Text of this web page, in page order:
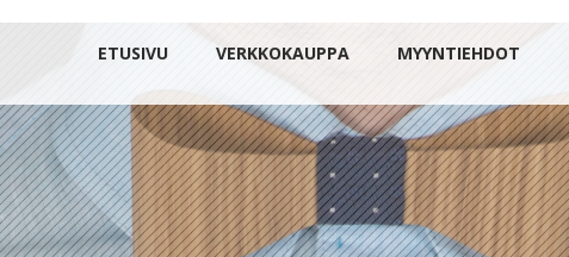
ETUSIVU VERKKOKAUPPA MYYNTIEHDOT